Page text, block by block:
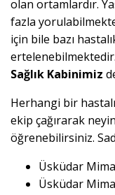
olan ortamlardır.
fazla
için bile bazı
Sağlık Kabinimiz
Herhangi bir
ekip çağırarak
öğrenebilirsiniz.
Üsküdar
Üsküdar